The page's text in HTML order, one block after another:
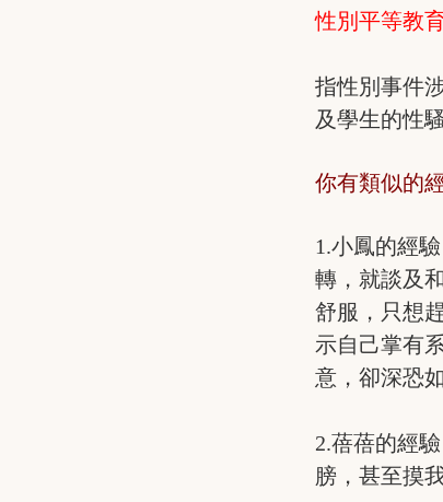
性別平等教
指性別事件
及學生的性
你有類似的
1.小鳳的經
轉，就談及
舒服，只想
示自己掌有
意，卻深恐
2.蓓蓓的經
膀，甚至摸